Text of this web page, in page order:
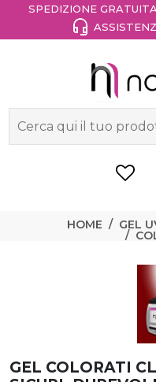
SPEDIZIONE
HOME GEL
GEL COLORATI